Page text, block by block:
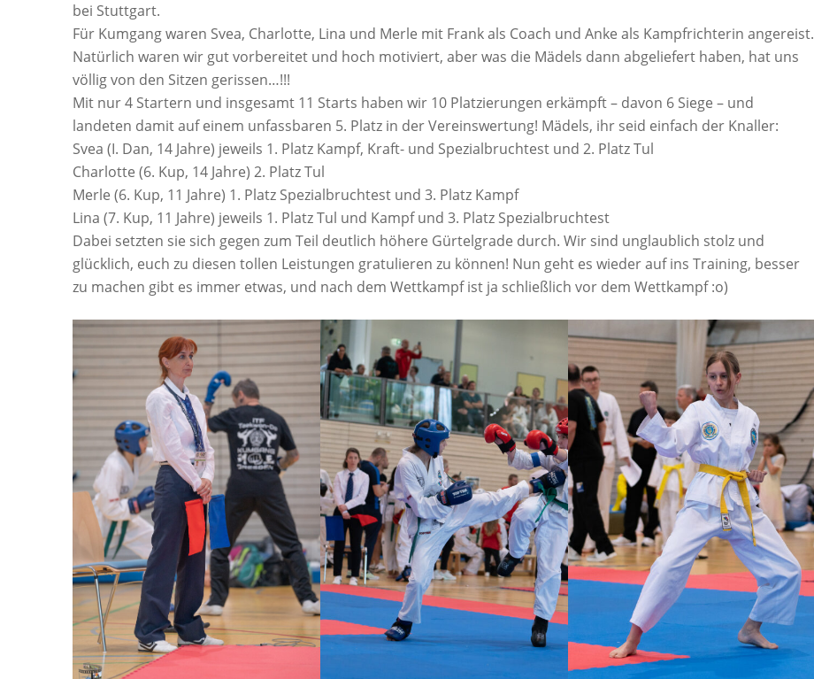
bei Stuttgart.
Für Kumgang waren Svea, Charlotte, Lina und Merle mit Frank als Coach und Anke als Kampfrichterin angereist.
Natürlich waren wir gut vorbereitet und hoch motiviert, aber was die Mädels dann abgeliefert haben, hat uns
völlig von den Sitzen gerissen…!!!
Mit nur 4 Startern und insgesamt 11 Starts haben wir 10 Platzierungen erkämpft – davon 6 Siege – und
landeten damit auf einem unfassbaren 5. Platz in der Vereinswertung! Mädels, ihr seid einfach der Knaller:
Svea (I. Dan, 14 Jahre) jeweils 1. Platz Kampf, Kraft- und Spezialbruchtest und 2. Platz Tul
Charlotte (6. Kup, 14 Jahre) 2. Platz Tul
Merle (6. Kup, 11 Jahre) 1. Platz Spezialbruchtest und 3. Platz Kampf
Lina (7. Kup, 11 Jahre) jeweils 1. Platz Tul und Kampf und 3. Platz Spezialbruchtest
Dabei setzten sie sich gegen zum Teil deutlich höhere Gürtelgrade durch. Wir sind unglaublich stolz und
glücklich, euch zu diesen tollen Leistungen gratulieren zu können! Nun geht es wieder auf ins Training, besser
zu machen gibt es immer etwas, und nach dem Wettkampf ist ja schließlich vor dem Wettkampf :o)